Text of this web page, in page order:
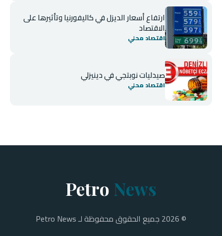
ارتفاع أسعار الديزل في كاليفورنيا وتأثيرها على
الاقتصاد
اقتصاد محلي
صيدليات نوبتجي في دينيزلي
اقتصاد محلي
Petro News
© 2026 جميع الحقوق محفوظة لـ Petro News